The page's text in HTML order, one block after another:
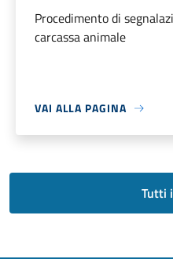
Procedimento di
carcassa animale
VAI ALLA PAGINA
Tutti